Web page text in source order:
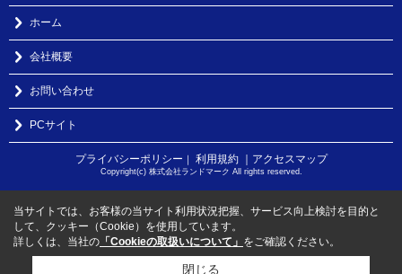
ホーム
会社概要
お問い合わせ
PCサイト
プライバシーポリシー 利用規約 ｜アクセスマップ
Copyright(c) 株式会社ランドマーク All rights reserved.
当サイトでは、お客様の当サイト利用状況把握、サービス向上検討を目的と
して、クッキー（Cookie）を使用しています。
詳しくは、当社の 「Cookieの取扱いについて」 をご確認ください。
閉じる